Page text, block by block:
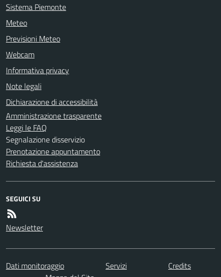
Sistema Piemonte
Meteo
Previsioni Meteo
Webcam
Informativa privacy
Note legali
Dichiarazione di accessibilità
Amministrazione trasparente
Leggi le FAQ
Segnalazione disservizio
Prenotazione appuntamento
Richiesta d'assistenza
SEGUICI SU
Newsletter
Dati monitoraggio Servizi
Credits